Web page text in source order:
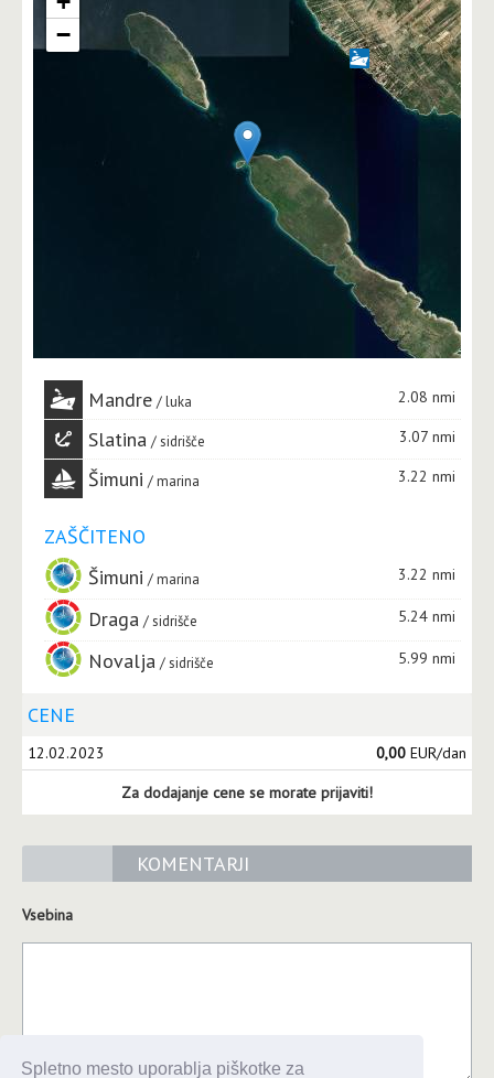
Spletno mesto uporablja piškotke za
−
Mandre luka 2.08 nmi
Slatina sidrišče 3.07 nmi
Šimuni marina 3.22 nmi
ZAŠČITENO
Šimuni
marina 3.22 nmi
Draga sidrišče 5.24 nmi
Novalja sidrišče 5.99 nmi
CENE
12.02.2023 0,00 EUR/dan
Za dodajanje cene se morate prijaviti!
KOMENTARJI
Vsebina